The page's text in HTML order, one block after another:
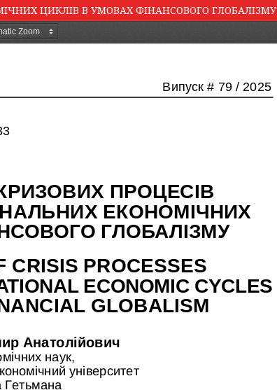
ЦИКЛІВ В УМОВАХ ФІНАНСОВОГО ГЛОБАЛІЗМУ